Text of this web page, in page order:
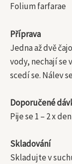
Folium farfarae
Příprava
Jedna až dvě
vody, nechají se
scedí se. Nálev
Doporučené
Pije se 1 – 2 x
Skladování
Skladujte v